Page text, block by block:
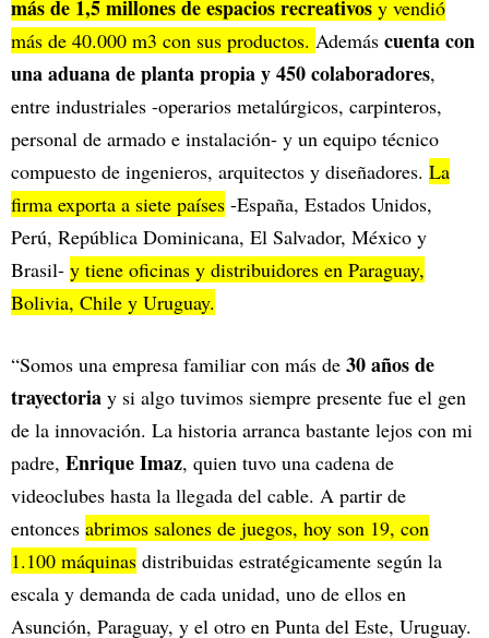
más de 1,5 millones de espacios recreativos y vendió
más de 40.000 m3 con sus productos. Además cuenta con
una aduana de planta propia y 450 colaboradores,
entre industriales -operarios metalúrgicos, carpinteros,
personal de armado e instalación- y un equipo técnico
compuesto de ingenieros, arquitectos y diseñadores. La
firma exporta a siete países -España, Estados Unidos,
Perú, República Dominicana, El Salvador, México y
Brasil- y tiene oficinas y distribuidores en Paraguay,
Bolivia, Chile y Uruguay.
“Somos una empresa familiar con más de 30 años de
trayectoria y si algo tuvimos siempre presente fue el gen
de la innovación. La historia arranca bastante lejos con mi
padre, Enrique Imaz, quien tuvo una cadena de
videoclubes hasta la llegada del cable. A partir de
entonces abrimos salones de juegos, hoy son 19, con
1.100 máquinas distribuidas estratégicamente según la
escala y demanda de cada unidad, uno de ellos en
Asunción, Paraguay, y el otro en Punta del Este, Uruguay.